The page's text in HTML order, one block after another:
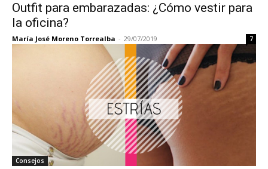
Outfit para embarazadas: ¿Cómo vestir para
la oficina?
María José Moreno Torrealba - 29/07/2019 7
Consejos